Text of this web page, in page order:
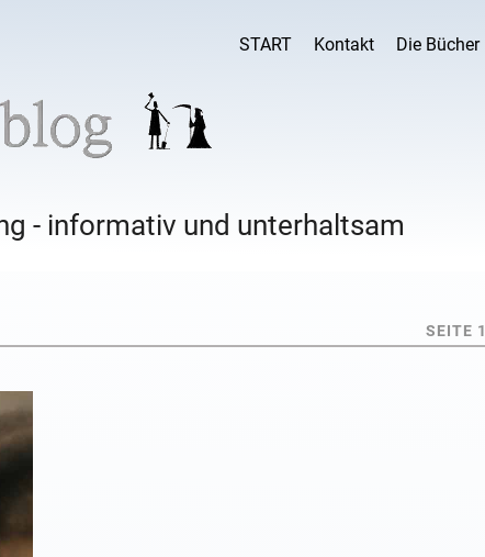
START Kontakt Die Bücher
- informativ und unterhaltsam
SEITE 1